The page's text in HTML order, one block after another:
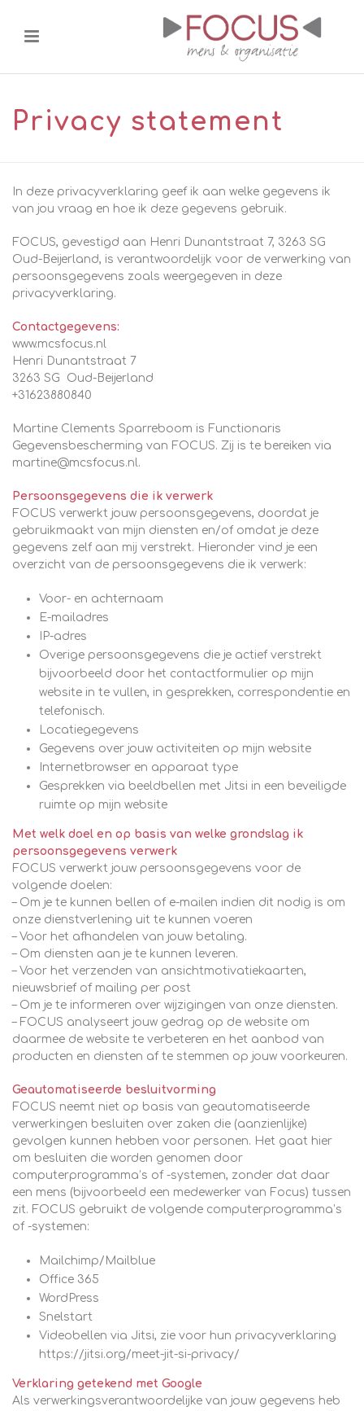
Privacy statement
In deze privacyverklaring geef ik aan welke gegevens ik
van jou vraag en hoe ik deze gegevens gebruik.
FOCUS, gevestigd aan Henri Dunantstraat 7, 3263 SG
Oud-Beijerland, is verantwoordelijk voor de verwerking van
persoonsgegevens zoals weergegeven in deze
privacyverklaring.
Contactgegevens:
www.mcsfocus.nl
Henri Dunantstraat 7
3263 SG Oud-Beijerland
+31623880840
Martine Clements Sparreboom is Functionaris
Gegevensbescherming van FOCUS. Zij is te bereiken via
martine@mcsfocus.nl.
Persoonsgegevens die ik verwerk
FOCUS verwerkt jouw persoonsgegevens, doordat je
gebruikmaakt van mijn diensten en/of omdat je deze
gegevens zelf aan mij verstrekt. Hieronder vind je een
overzicht van de persoonsgegevens die ik verwerk:
Voor- en achternaam
E-mailadres
IP-adres
Overige persoonsgegevens die je actief verstrekt
bijvoorbeeld door het contactformulier op mijn
website in te vullen, in gesprekken, correspondentie en
telefonisch.
Locatiegegevens
Gegevens over jouw activiteiten op mijn website
Internetbrowser en apparaat type
Gesprekken via beeldbellen met Jitsi in een beveiligde
ruimte op mijn website
Met welk doel en op basis van welke grondslag ik
persoonsgegevens verwerk
FOCUS verwerkt jouw persoonsgegevens voor de
volgende doelen:
– Om je te kunnen bellen of e-mailen indien dit nodig is om
onze dienstverlening uit te kunnen voeren
– Voor het afhandelen van jouw betaling.
– Om diensten aan je te kunnen leveren.
– Voor het verzenden van ansichtmotivatiekaarten,
nieuwsbrief of mailing per post
– Om je te informeren over wijzigingen van onze diensten.
– FOCUS analyseert jouw gedrag op de website om
daarmee de website te verbeteren en het aanbod van
producten en diensten af te stemmen op jouw voorkeuren.
Geautomatiseerde besluitvorming
FOCUS neemt niet op basis van geautomatiseerde
verwerkingen besluiten over zaken die (aanzienlijke)
gevolgen kunnen hebben voor personen. Het gaat hier
om besluiten die worden genomen door
computerprogramma’s of -systemen, zonder dat daar
een mens (bijvoorbeeld een medewerker van Focus) tussen
zit. FOCUS gebruikt de volgende computerprogramma’s
of -systemen:
Mailchimp/Mailblue
Office 365
WordPress
Snelstart
Videobellen via Jitsi, zie voor hun privacyverklaring
https://jitsi.org/meet-jit-si-privacy/
Verklaring getekend met Google
Als verwerkingsverantwoordelijke van jouw gegevens heb